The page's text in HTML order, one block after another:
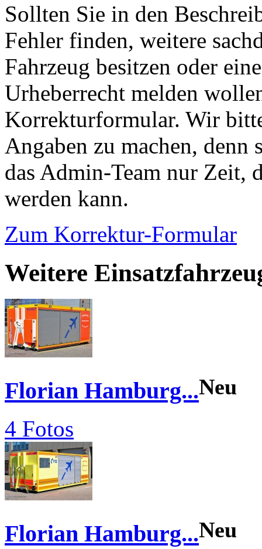
Sollten Sie in den
Fehler finden, weitere
Fahrzeug besitzen oder
Urheberrecht melden
Korrekturformular. Wir
Angaben zu machen,
das Admin-Team nur Zeit,
werden kann.
Zum Korrektur-Formular
Weitere
Florian Hamburg...Neu
4 Fotos
Florian Hamburg...Neu